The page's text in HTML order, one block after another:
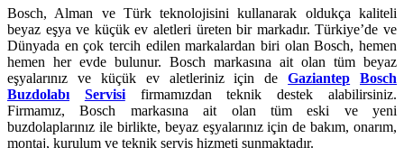
Bosch, Alman ve Türk teknolojisini kullanarak oldukça kaliteli
beyaz eşya ve küçük ev aletleri üreten bir markadır. Türkiye’de ve
Dünyada en çok tercih edilen markalardan biri olan Bosch, hemen
hemen her evde bulunur. Bosch markasına ait olan tüm beyaz
eşyalarınız ve küçük ev aletleriniz için deGaziantep
Bosch
Buzdolabı
Servisifirmamızdan teknik destek alabilirsiniz.
Firmamız, Bosch markasına ait olan tüm eski ve yeni
buzdolaplarınız ile birlikte, beyaz eşyalarınız için de bakım, onarım,
montaj, kurulum ve teknik servis hizmeti sunmaktadır.